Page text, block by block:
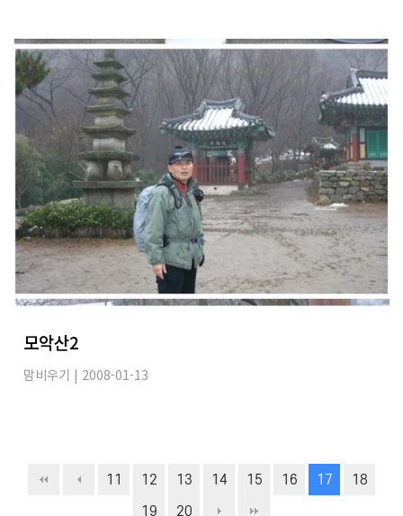
모악산2
맘비우기 | 2008-01-13
11 12 13 14 15 16 17 18
19 20